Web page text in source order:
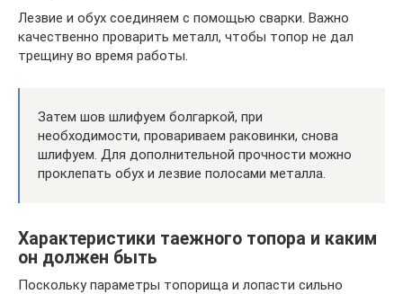
Лезвие и обух соединяем с помощью сварки. Важно
качественно проварить металл, чтобы топор не дал
трещину во время работы.
Затем шов шлифуем болгаркой, при
необходимости, провариваем раковинки, снова
шлифуем. Для дополнительной прочности можно
проклепать обух и лезвие полосами металла.
Характеристики таежного топора и каким
он должен быть
Поскольку параметры топорища и лопасти сильно